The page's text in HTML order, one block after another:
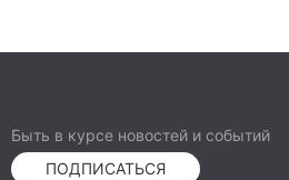
Быть в курсе новостей и событий
ПОДПИСАТЬСЯ